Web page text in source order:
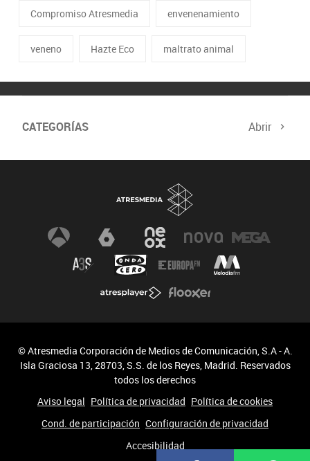
Compromiso Atresmedia envenenamiento
veneno Hazte Eco maltrato animal
CATEGORÍAS Abrir
Biodiversidad Cambio Climático
© Atresmedia Corporación de Medios de Comunicación, S.A - A.
Isla Graciosa 13, 28703, S.S. de los Reyes, Madrid. Reservados
todos los derechos
Aviso legal Política de privacidad Política de cookies
Cond. de participación Configuración de privacidad
Accesibilidad